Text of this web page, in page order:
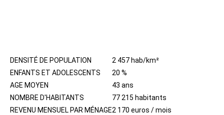
DENSITÉ DE POPULATION
2 457 hab/km²
ENFANTS ET ADOLESCENTS
20 %
AGE MOYEN
43 ans
NOMBRE D'HABITANTS
77 215 habitants
REVENU MENSUEL PAR MÉNAGE2 170 euros / mois